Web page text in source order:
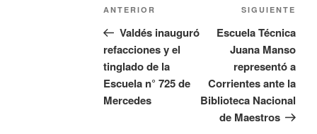
ANTERIOR
Valdés inauguró
refacciones y el
tinglado de la
Escuela n° 725 de
Mercedes
SIGUIENTE
Escuela Técnica
Juana Manso
representó a
Corrientes ante la
Biblioteca Nacional
de Maestros